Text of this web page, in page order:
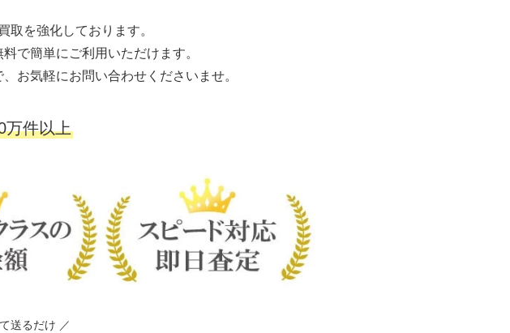
取を強化しております。
で簡単にご利用いただけます。
お気軽にお問い合わせくださいませ。
万件以上
送るだけ ／